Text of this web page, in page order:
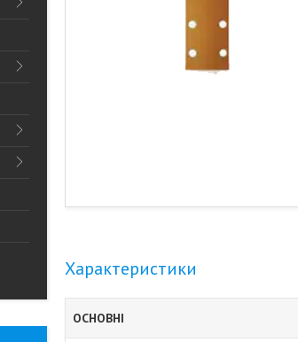
Характеристики
ОСНОВНІ